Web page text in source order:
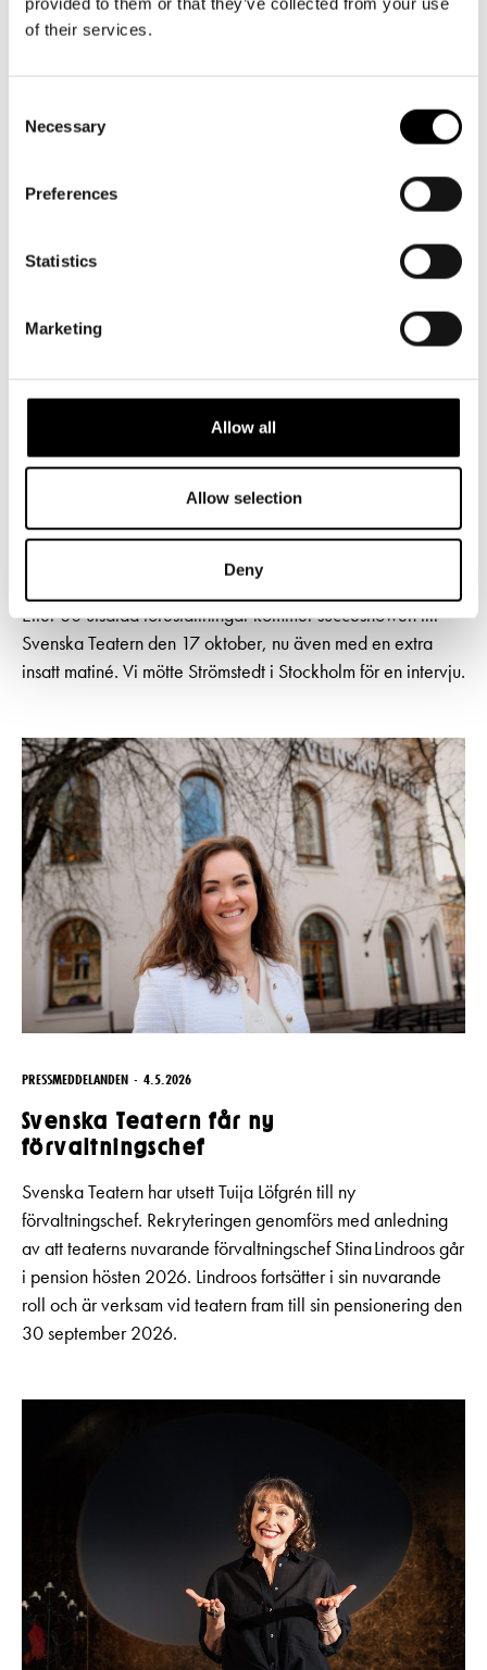
of their services.
Selection
Necessary
Preferences
Statistics
Marketing
Allow all
Allow selection
Deny
Niklas Strömstedt OM kärleken, Finland
och livet bakom låtarna inför
I den självbiografiska musikföreställningen Tyck OM mig
blickar Niklas Strömstedt tillbaka på ett långt liv i
rampljuset – med humor, melankoli och oväntad öppenhet.
Efter 80 utsålda föreställningar kommer succéshowen till
Svenska Teatern den 17 oktober, nu även med en extra
insatt matiné. Vi mötte Strömstedt i Stockholm för en intervju.
PRESSMEDDELANDEN 4.5.2026
Svenska Teatern får ny
förvaltningschef
Svenska Teatern har utsett Tuija Löfgrén till ny
förvaltningschef. Rekryteringen genomförs med anledning
av att teaterns nuvarande förvaltningschef Stina Lindroos går
i pension hösten 2026. Lindroos fortsätter i sin nuvarande
roll och är verksam vid teatern fram till sin pensionering den
30 september 2026.